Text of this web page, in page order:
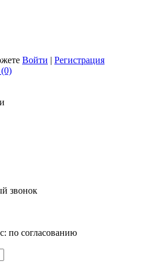
Войти | Регистрация
звонок
по согласованию